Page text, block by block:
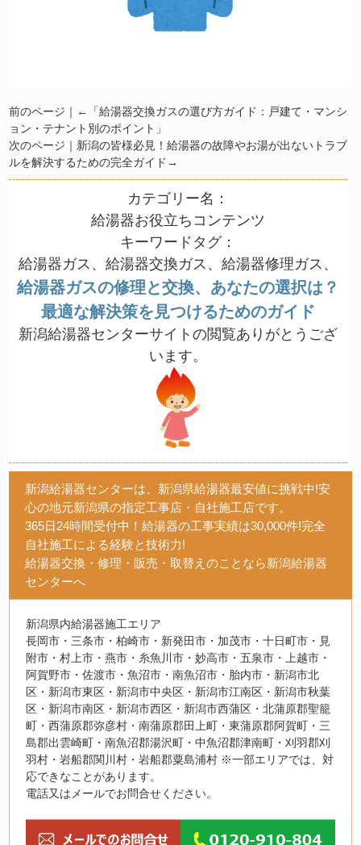
前のページ｜←
「給湯器交換ガスの選び方ガイド：戸建て・マンシ
ョン・テナント別のポイント」
次のページ｜ 新潟の皆様必見！給湯器の故障やお湯が出ないトラブ
ルを解決するための完全ガイド →
カテゴリー名：
給湯器お役立ちコンテンツ
キーワードタグ：
給湯器ガス、給湯器交換ガス、給湯器修理ガス、
給湯器ガスの修理と交換、あなたの選択は？
最適な解決策を見つけるためのガイド
新潟給湯器センターサイトの閲覧ありがとうござ
います。
新潟給湯器センターは、新潟県給湯器最安値に挑戦中!安
心の地元新潟県の指定工事店・自社施工店です。
365日24時間受付中！給湯器の工事実績は30,000件!完全
自社施工による経験と技術力!
給湯器交換・修理・販売・取替えのことなら新潟給湯器
センターへ
新潟県内給湯器施工エリア
長岡市・三条市・柏崎市・新発田市・加茂市・十日町市・見
附市・村上市・燕市・糸魚川市・妙高市・五泉市・上越市・
阿賀野市・佐渡市・魚沼市・南魚沼市・胎内市・新潟市北
区・新潟市東区・新潟市中央区・新潟市江南区・新潟市秋葉
区・新潟市南区・新潟市西区・新潟市西蒲区・北蒲原郡聖籠
町・西蒲原郡弥彦村・南蒲原郡田上町・東蒲原郡阿賀町・三
島郡出雲崎町・南魚沼郡湯沢町・中魚沼郡津南町・刈羽郡刈
羽村・岩船郡関川村・岩船郡粟島浦村 ※一部エリアでは、対
応できなことがあります。
電話又はメールでお問合せください。